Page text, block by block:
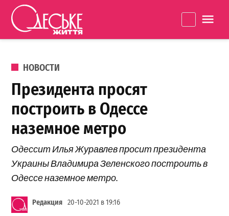
Перейти к содержанию
життя
ОПУБЛИКОВАНО В
НОВОСТИ
Президента просят
построить в Одессе
наземное метро
Одессит Илья Журавлев просит президента
Украины Владимира Зеленского построить в
Одессе наземное метро.
Редакция 20-10-2021 в 19:16